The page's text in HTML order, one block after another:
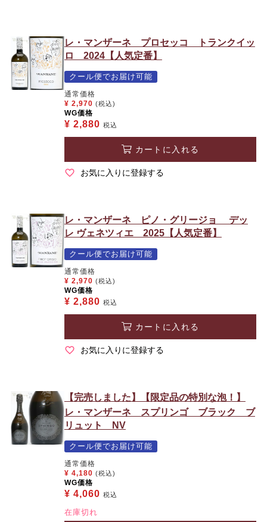
レ・マンザーネ プロセッコ トランクイッ
ロ 2024【人気定番】
クール便でお届け可能
通常価格
¥ 2,970 (税込)
WG価格
¥ 2,880 税込
カートに入れる
お気に入りに登録する
レ・マンザーネ ピノ・グリージョ デッ
レ ヴェネツィエ 2025【人気定番】
クール便でお届け可能
通常価格
¥ 2,970 (税込)
WG価格
¥ 2,880 税込
カートに入れる
お気に入りに登録する
【完売しました】【限定品の特別な泡！】
レ・マンザーネ スプリンゴ ブラック ブ
リュット NV
クール便でお届け可能
通常価格
¥ 4,180 (税込)
WG価格
¥ 4,060 税込
在庫切れ